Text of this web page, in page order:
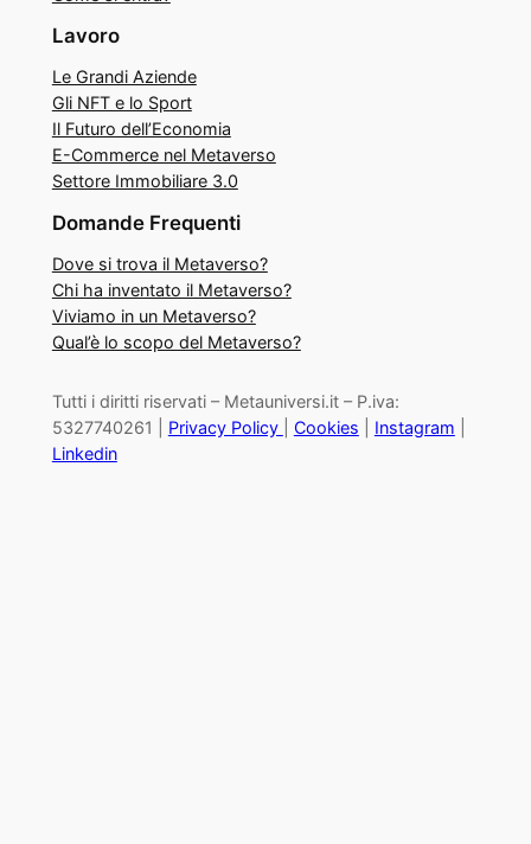
Lavoro
Le Grandi Aziende
Gli NFT e lo Sport
Il Futuro dell’Economia
E-Commerce nel Metaverso
Settore Immobiliare 3.0
Domande Frequenti
Dove si trova il Metaverso?
Chi ha inventato il Metaverso?
Viviamo in un Metaverso?
Qual’è lo scopo del Metaverso?
Tutti i diritti riservati – Metauniversi.it – P.iva:
5327740261 | Privacy Policy Cookies Instagram
Linkedin